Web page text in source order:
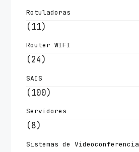
Rotuladoras
(11)
Router WIFI
(24)
SAIS
(100)
Servidores
(8)
Sistemas de Videoconferencia